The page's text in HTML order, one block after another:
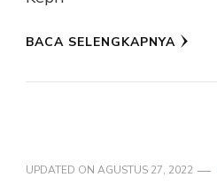
BACA SELENGKAPNYA
UPDATED ON AGUSTUS 27, 2022